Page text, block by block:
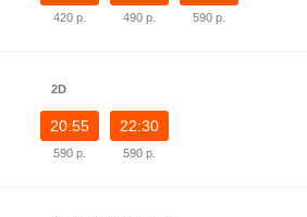
420 р. 490 р. 590 р.
2D
20:55
590 р.
22:30
590 р.